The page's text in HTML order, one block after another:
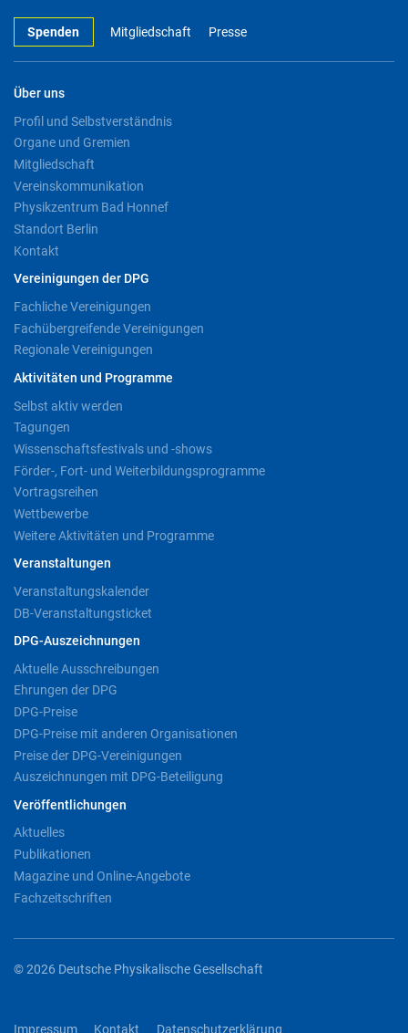
Spenden Mitgliedschaft Presse
Über uns
Profil und Selbstverständnis
Organe und Gremien
Mitgliedschaft
Vereinskommunikation
Physikzentrum Bad Honnef
Standort Berlin
Kontakt
Vereinigungen der DPG
Fachliche Vereinigungen
Fachübergreifende Vereinigungen
Regionale Vereinigungen
Aktivitäten und Programme
Selbst aktiv werden
Tagungen
Wissenschaftsfestivals und -shows
Förder-, Fort- und Weiterbildungsprogramme
Vortragsreihen
Wettbewerbe
Weitere Aktivitäten und Programme
Veranstaltungen
Veranstaltungskalender
DB-Veranstaltungsticket
DPG-Auszeichnungen
Aktuelle Ausschreibungen
Ehrungen der DPG
DPG-Preise
DPG-Preise mit anderen Organisationen
Preise der DPG-Vereinigungen
Auszeichnungen mit DPG-Beteiligung
Veröffentlichungen
Aktuelles
Publikationen
Magazine und Online-Angebote
Fachzeitschriften
© 2026 Deutsche Physikalische Gesellschaft
Impressum Kontakt Datenschutzerklärung